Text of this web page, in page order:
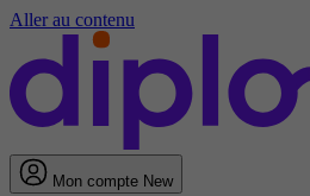
Aller au contenu
Mon compte New